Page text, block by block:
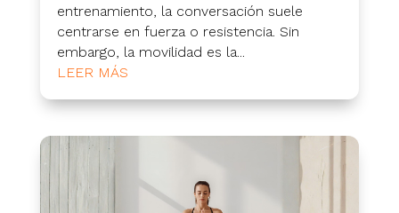
entrenamiento, la conversación suele
centrarse en fuerza o resistencia. Sin
embargo, la movilidad es la...
LEER MÁS